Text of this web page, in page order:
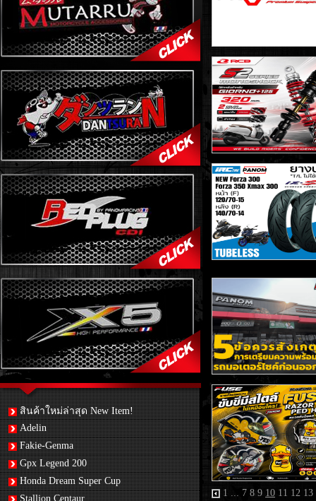
สินค้าใหม่ล่าสุด New Item!
Adelin
Fakie-Genma
Gpx Legend 200
Honda Dream Super Cup
Stallion Centaur
1 ... 7 8 9 10 11 12 13